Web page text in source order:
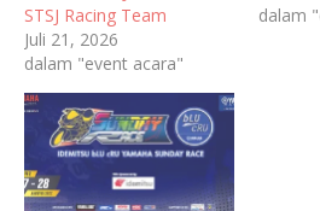
STSJ Racing Team
Juli 21, 2026
dalam "event acara"
dalam